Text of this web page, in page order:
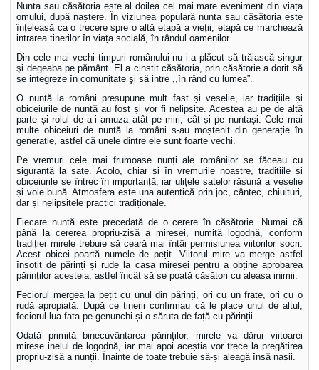
Nunta sau căsătoria este al doilea cel mai mare eveniment din viața
omului, după naștere. În viziunea populară nunta sau căsătoria este
înțeleasă ca o trecere spre o altă etapă a vieții, etapă ce marchează
intrarea tinerilor în viața socială, în rândul oamenilor.
Din cele mai vechi timpuri românului nu i-a plăcut să trăiască singur
şi degeaba pe pământ. El a cinstit căsătoria, prin căsătorie a dorit să
se integreze în comunitate şi să intre ,,în rând cu lumea”.
O nuntă la români presupune mult fast și veselie, iar tradițiile și
obiceiurile de nuntă au fost și vor fi nelipsite. Acestea au pe de altă
parte și rolul de a-i amuza atât pe miri, cât și pe nuntași. Cele mai
multe obiceiuri de nuntă la români s-au moștenit din generație în
generație, astfel că unele dintre ele sunt foarte vechi.
Pe vremuri cele mai frumoase nunți ale românilor se făceau cu
siguranță la sate. Acolo, chiar și în vremurile noastre, tradițiile și
obiceiurile se întrec în importanță, iar ulițele satelor răsună a veselie
și voie bună. Atmosfera este una autentică prin joc, cântec, chiuituri,
dar și nelipsitele practici tradiționale.
Fiecare nuntă este precedată de o cerere în căsătorie. Numai că
până la cererea propriu-zisă a miresei, numită logodnă, conform
tradiției mirele trebuie să ceară mai întâi permisiunea viitorilor socri.
Acest obicei poartă numele de pețit. Viitorul mire va merge astfel
însoțit de părinți și rude la casa miresei pentru a obține aprobarea
părinților acesteia, astfel încât să se poată căsători cu aleasa inimii.
Feciorul mergea la pețit cu unul din părinți, ori cu un frate, ori cu o
rudă apropiată. După ce tinerii confirmau că le place unul de altul,
feciorul lua fata pe genunchi și o săruta de față cu părinții.
Odată primită binecuvântarea părinților, mirele va dărui viitoarei
mirese inelul de logodnă, iar mai apoi aceștia vor trece la pregătirea
propriu-zisă a nunții. Înainte de toate trebuie să-și aleagă însă nașii.